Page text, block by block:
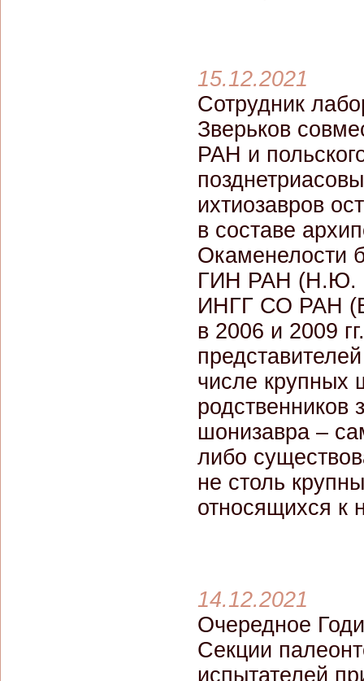
15.12.2021
Сотрудник
Зверьков
РАН и
ихтиозавров
в составе
Окаменелости
ГИН РАН (Н.Ю.
ИНГГ СО РАН
в 2006 и 2009
числе крупных
родственников
шонизавра –
либо
не столь
относящихся к
14.12.2021
Очередное
Секции
испытателей